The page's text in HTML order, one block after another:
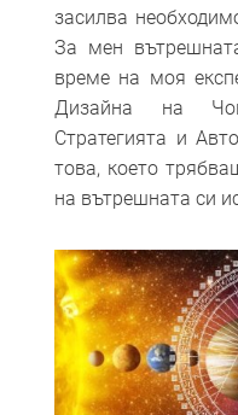
засилва
За мен
време на моя
Дизайна на
Стратегията и
това, което
на вътрешната си